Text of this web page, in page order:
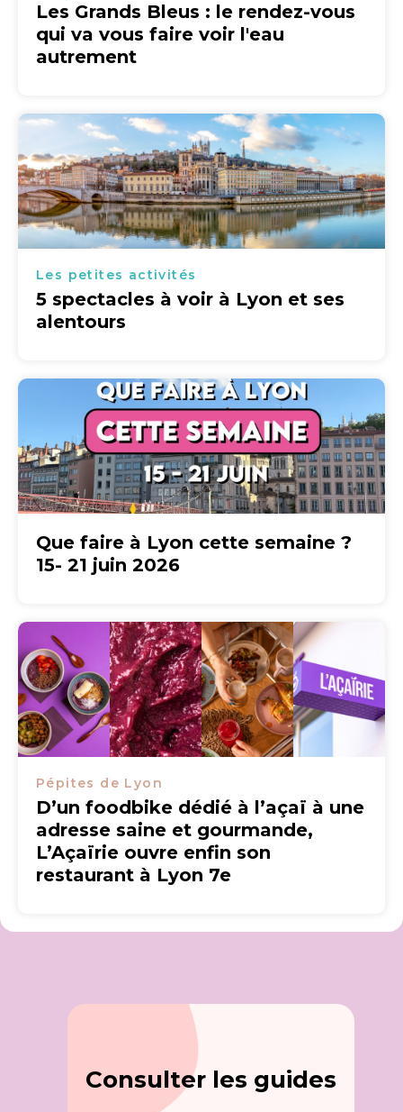
Les Grands Bleus : le rendez-vous
qui va vous faire voir l'eau
autrement
Les petites activités
5 spectacles à voir à Lyon et ses
alentours
Que faire à Lyon cette semaine ?
15- 21 juin 2026
Pépites de Lyon
D’un foodbike dédié à l’açaï à une
adresse saine et gourmande,
L’Açaïrie ouvre enfin son
restaurant à Lyon 7e
Consulter les guides